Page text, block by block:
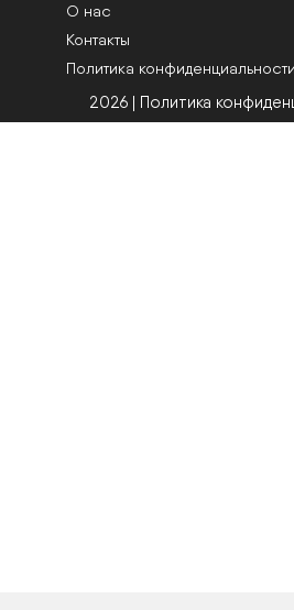
О нас
Контакты
Политика конфиденциальности
2026 | Политика